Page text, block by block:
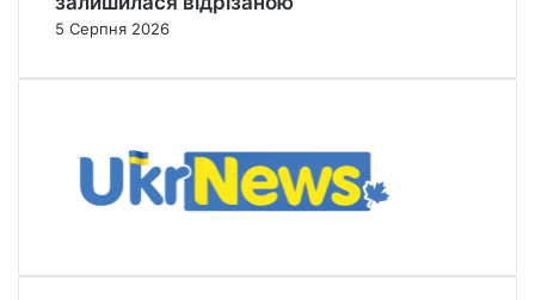
5 Серпня 2026